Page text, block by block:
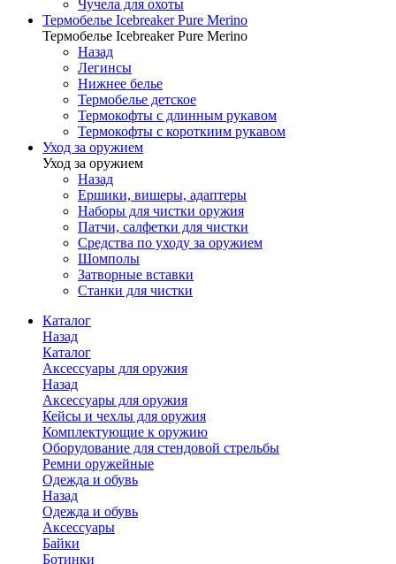
Чучела для охоты
Термобелье Icebreaker Pure Merino
Термобелье Icebreaker Pure Merino
Назад
Легинсы
Нижнее белье
Термобелье детское
Термокофты с длинным рукавом
Термокофты с короткиим рукавом
Уход за оружием
Уход за оружием
Назад
Ершики, вишеры, адаптеры
Наборы для чистки оружия
Патчи, салфетки для чистки
Средства по уходу за оружием
Шомполы
Затворные вставки
Станки для чистки
Каталог
Назад
Каталог
Аксессуары для оружия
Назад
Аксессуары для оружия
Кейсы и чехлы для оружия
Комплектующие к оружию
Оборудование для стендовой стрельбы
Ремни оружейные
Одежда и обувь
Назад
Одежда и обувь
Аксессуары
Байки
Ботинки